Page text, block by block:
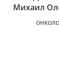
Михаил